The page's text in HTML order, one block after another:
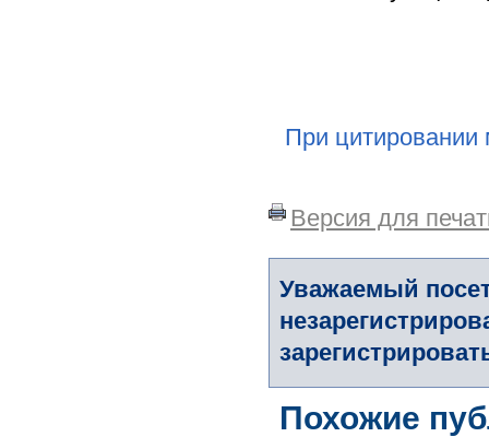
При цитировании
Версия для
Уважаемый
Похожие